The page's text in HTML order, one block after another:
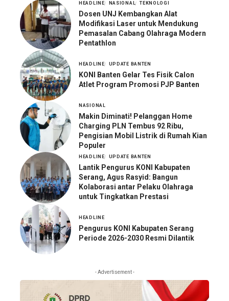
HEADLINE NASIONAL TEKNOLOGI
Dosen UNJ Kembangkan Alat
Modifikasi Laser untuk Mendukung
Pemasalan Cabang Olahraga Modern
Pentathlon
HEADLINE UPDATE BANTEN
KONI Banten Gelar Tes Fisik Calon
Atlet Program Promosi PJP Banten
NASIONAL
Makin Diminati! Pelanggan Home
Charging PLN Tembus 92 Ribu,
Pengisian Mobil Listrik di Rumah Kian
Populer
HEADLINE UPDATE BANTEN
Lantik Pengurus KONI Kabupaten
Serang, Agus Rasyid: Bangun
Kolaborasi antar Pelaku Olahraga
untuk Tingkatkan Prestasi
HEADLINE
Pengurus KONI Kabupaten Serang
Periode 2026-2030 Resmi Dilantik
- Advertisement -